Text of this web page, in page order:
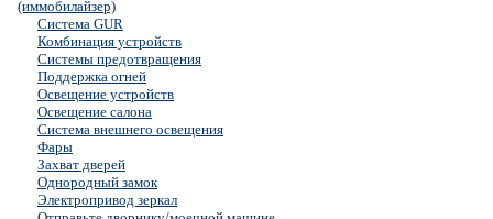
(иммобилайзер)
Система GUR
Комбинация устройств
Системы предотвращения
Поддержка огней
Освещение устройств
Освещение салона
Система внешнего освещения
Фары
Захват дверей
Однородный замок
Электропривод зеркал